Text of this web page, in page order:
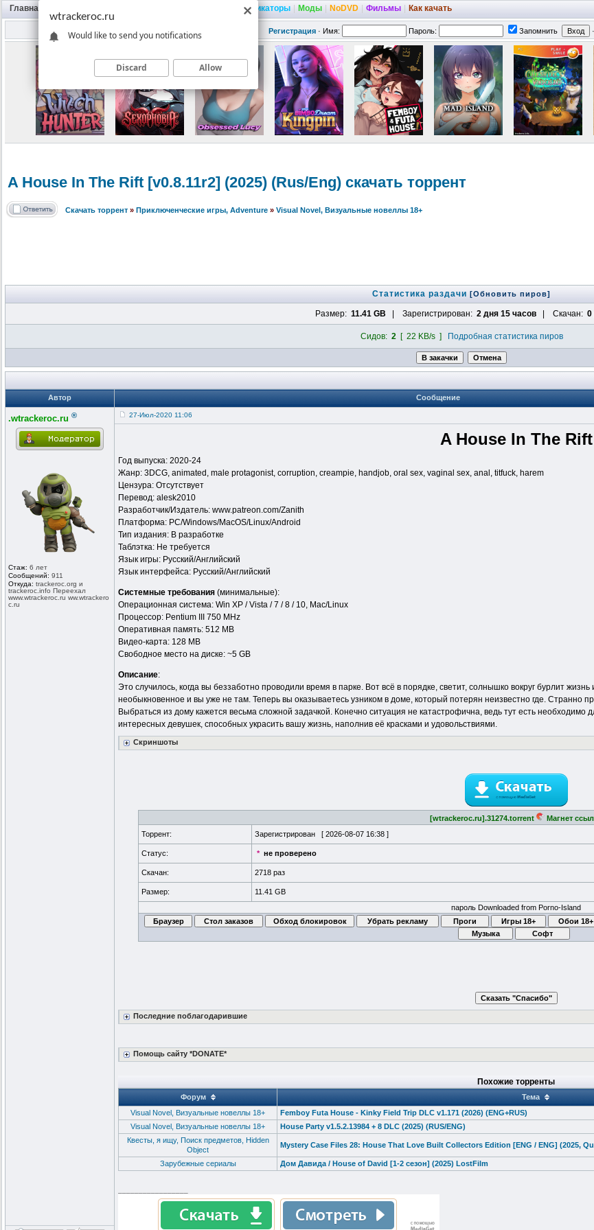
Главная Русификаторы Моды NoDVD Фильмы Как качать
Регистрация · Имя: Пароль: Запомнить ·
A House In The Rift [v0.8.11r2] (2025) (Rus/Eng) скачать торрент
Скачать торрент » Приключенческие игры, Adventure » Visual Novel, Визуальные новеллы 18+
Статистика раздачи [Обновить пиров]
Размер: 11.41 GB | Зарегистрирован: 2 дня 15 часов | Скачан: 0
Сидов: 2[ 22 KB/s ] Подробная статистика пиров
Автор Сообщение
.wtrackeroc.ru ®
Стаж: 6 лет
Сообщений: 911
Откуда: trackeroc.org и
trackeroc.info Переехал
www.wtrackeroc.ru ww.wtrackero
c.ru
27-Июл-2020 11:06
A House In The Rift
Год выпуска: 2020-24
Жанр: 3DCG, animated, male protagonist, corruption, creampie, handjob, oral sex, vaginal sex, anal, titfuck, harem
Цензура: Отсутствует
Перевод: alesk2010
Разработчик/Издатель: www.patreon.com/Zanith
Платформа: PC/Windows/MacOS/Linux/Android
Тип издания: В разработке
Таблэтка: Не требуется
Язык игры: Русский/Английский
Язык интерфейса: Русский/Английский
Системные требования (минимальные):
Операционная система: Win XP / Vista / 7 / 8 / 10, Mac/Linux
Процессор: Pentium III 750 MHz
Оперативная память: 512 MB
Видео-карта: 128 MB
Свободное место на диске: ~5 GB
Описание:
Это случилось, когда вы беззаботно проводили время в парке. Вот всё в порядке, светит, солнышко вокруг бурлит жизнь
необыкновенное и вы уже не там. Теперь вы оказываетесь узником в доме, который потерян неизвестно где. Странно
Выбраться из дому кажется весьма сложной задачкой. Конечно ситуация не катастрофична, ведь тут есть необходимо
интересных девушек, способных украсить вашу жизнь, наполнив её красками и удовольствиями.
Скриншоты
[wtrackeroc.ru].31274.torrent
Магнет
Торрент:
Зарегистрирован [ 2026-08-07 16:38 ]
Статус: * не проверено
Скачан: 2718 раз
Размер:
11.41 GB
пароль Downloaded from Porno-Island
Последние поблагодарившие
Помощь сайту *DONATE*
Похожие торренты
Форум Тема
Visual Novel, Визуальные новеллы 18+
Femboy Futa House - Kinky Field Trip DLC v1.171 (2026) (ENG+RUS)
Visual Novel, Визуальные новеллы 18+ House Party v1.5.2.13984 + 8 DLC (2025) (RUS/ENG)
Квесты, я ищу, Поиск предметов, Hidden
Object
Mystery Case Files 28: House That Love Built Collectors Edition [ENG / ENG] (2025,
Зарубежные сериалы Дом Давида / House of David [1-2 сезон] (2025) LostFilm
wtrackeroc.ru
Would like to send you notifications
Discard Allow